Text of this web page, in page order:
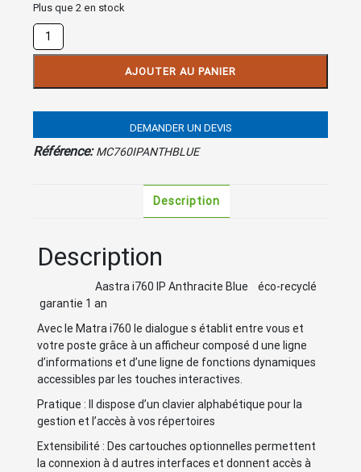
Plus que 2 en stock
quantité
de
Anthracite
AJOUTER AU PANIER
DEMANDER UN DEVIS
Référence:MC760IPANTHBLUE
Description
Description
Aastra i760 IP Anthracite Blue éco-recyclé
garantie 1 an
Avec le Matra i760 le dialogue s établit entre vous et
votre poste grâce à un afficheur composé d une ligne
d’informations et d’une ligne de fonctions dynamiques
accessibles par les touches interactives.
Pratique : Il dispose d’un clavier alphabétique pour la
gestion et l’accès à vos répertoires
Extensibilité : Des cartouches optionnelles permettent
la connexion à d autres interfaces et donnent accès à